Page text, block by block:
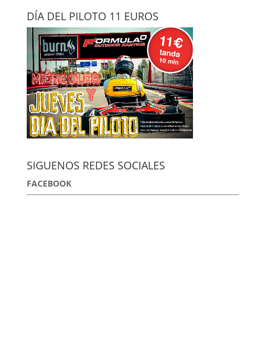
DÍA DEL PILOTO 11 EUROS
SIGUENOS REDES SOCIALES
FACEBOOK